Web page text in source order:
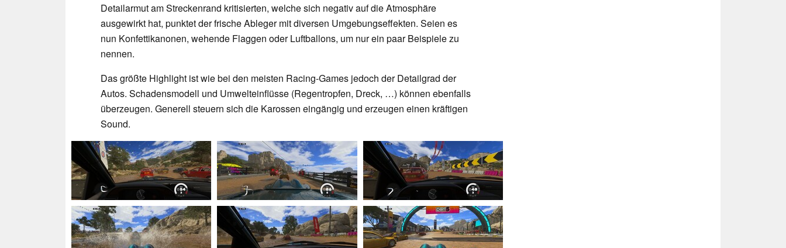
Detailarmut am Streckenrand kritisierten, welche sich negativ auf die Atmosphäre
ausgewirkt hat, punktet der frische Ableger mit diversen Umgebungseffekten. Seien es
nun Konfettikanonen, wehende Flaggen oder Luftballons, um nur ein paar Beispiele zu
nennen.
Das größte Highlight ist wie bei den meisten Racing-Games jedoch der Detailgrad der
Autos. Schadensmodell und Umwelteinflüsse (Regentropfen, Dreck, …) können ebenfalls
überzeugen. Generell steuern sich die Karossen eingängig und erzeugen einen kräftigen
Sound.